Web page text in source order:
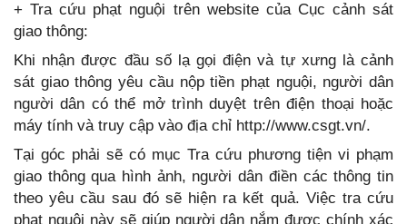
+ Tra cứu phạt nguội trên website của Cục cảnh sát
giao thông:
Khi nhận được đầu số lạ gọi điện và tự xưng là cảnh
sát giao thông yêu cầu nộp tiền phạt nguội, người dân
người dân có thể mở trình duyệt trên điện thoại hoặc
máy tính và truy cập vào địa chỉ http://www.csgt.vn/.
Tại góc phải sẽ có mục Tra cứu phương tiện vi phạm
giao thông qua hình ảnh, người dân điền các thông tin
theo yêu cầu sau đó sẽ hiện ra kết quả. Việc tra cứu
phạt nguội này sẽ giúp người dân nắm được chính xác